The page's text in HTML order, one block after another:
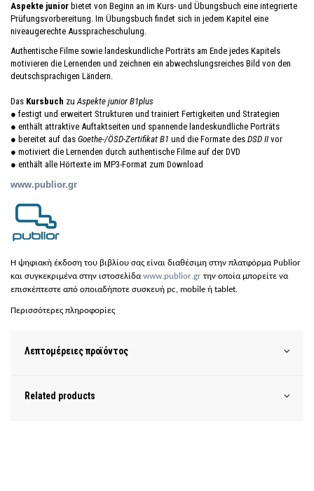
Aspekte junior bietet von Beginn an im Kurs- und Übungsbuch eine integrierte
Prüfungsvorbereitung. Im Übungsbuch findet sich in jedem Kapitel eine
niveaugerechte Ausspracheschulung.
Authentische Filme sowie landeskundliche Porträts am Ende jedes Kapitels
motivieren die Lernenden und zeichnen ein abwechslungsreiches Bild von den
deutschsprachigen Ländern.
Das Kursbuch zuAspekte junior B1plus
● festigt und erweitert Strukturen und trainiert Fertigkeiten und Strategien
● enthält attraktive Auftaktseiten und spannende landeskundliche Porträts
● bereitet auf das Goethe-/ÖSD-Zertifikat B1 und die Formate des DSD II vor
● motiviert die Lernenden durch authentische Filme auf der DVD
● enthält alle Hörtexte im MP3-Format zum Download
www.publior.gr
H ψηφιακή έκδοση του βιβλίου σας είναι διαθέσιμη στην πλατφόρμα Publior
και συγκεκριμένα στην ιστοσελίδαwww.publior.grτην οποία μπορείτε να
επισκέπτεστε από οποιαδήποτε συσκευή pc, mobile ή tablet.
Περισσότερες πληροφορίες
Λεπτομέρειες προϊόντος
Related products